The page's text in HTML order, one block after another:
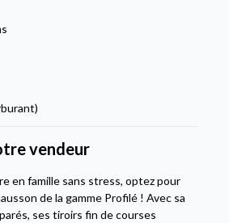
vendeur
en famille sans stress, optez pour
de la gamme Profilé ! Avec sa
ses tiroirs fin de courses